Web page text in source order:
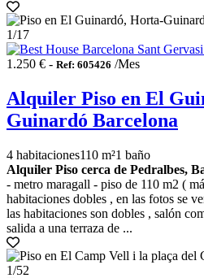
1/17
1.250 € - Ref: 605426 /Mes
Alquiler Piso en El
Guinardó Barcelona
4 habitaciones110 m²1 baño
Alquiler Piso cerca de Pedralbes,
- metro maragall - piso de 110 m2 (
habitaciones dobles , en las fotos se
las habitaciones son dobles , salón
salida a una terraza de ...
1/52